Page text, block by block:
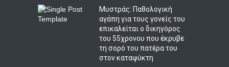
Μυστράς: Παθολογική
αγάπη για τους γονείς του
επικαλείται ο δικηγόρος
του 55χρονου που έκρυβε
τη σορό του πατέρα του
στον καταψύκτη